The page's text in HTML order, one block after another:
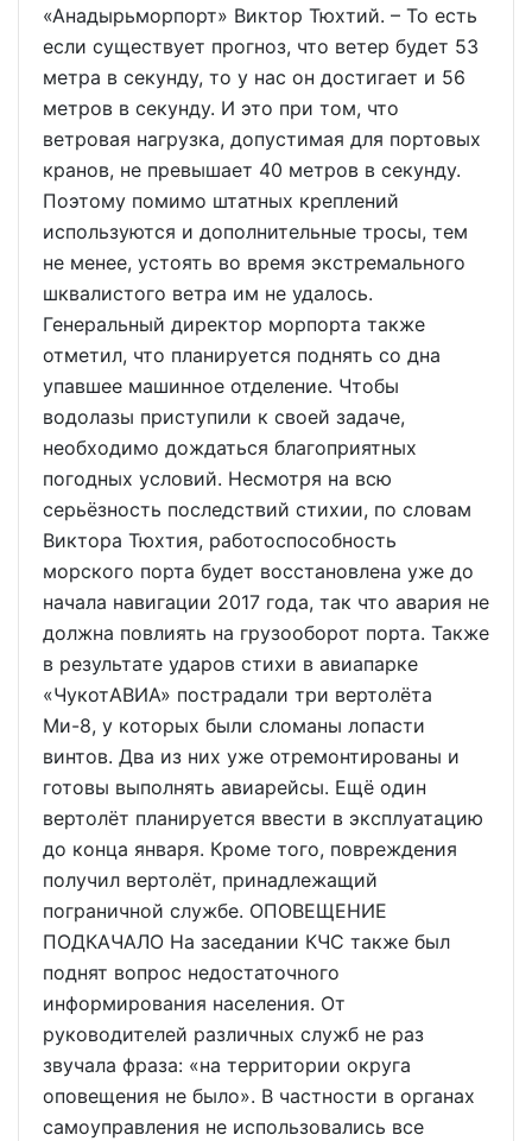
«Анадырьморпорт» Виктор Тюхтий. – То есть
если существует прогноз, что ветер будет 53
метра в секунду, то у нас он достигает и 56
метров в секунду. И это при том, что
ветровая нагрузка, допустимая для портовых
кранов, не превышает 40 метров в секунду.
Поэтому помимо штатных креплений
используются и дополнительные тросы, тем
не менее, устоять во время экстремального
шквалистого ветра им не удалось.
Генеральный директор морпорта также
отметил, что планируется поднять со дна
упавшее машинное отделение. Чтобы
водолазы приступили к своей задаче,
необходимо дождаться благоприятных
погодных условий. Несмотря на всю
серьёзность последствий стихии, по словам
Виктора Тюхтия, работоспособность
морского порта будет восстановлена уже до
начала навигации 2017 года, так что авария не
должна повлиять на грузооборот порта. Также
в результате ударов стихи в авиапарке
«ЧукотАВИА» пострадали три вертолёта
Ми-8, у которых были сломаны лопасти
винтов. Два из них уже отремонтированы и
готовы выполнять авиарейсы. Ещё один
вертолёт планируется ввести в эксплуатацию
до конца января. Кроме того, повреждения
получил вертолёт, принадлежащий
пограничной службе. ОПОВЕЩЕНИЕ
ПОДКАЧАЛО На заседании КЧС также был
поднят вопрос недостаточного
информирования населения. От
руководителей различных служб не раз
звучала фраза: «на территории округа
оповещения не было». В частности в органах
самоуправления не использовались все